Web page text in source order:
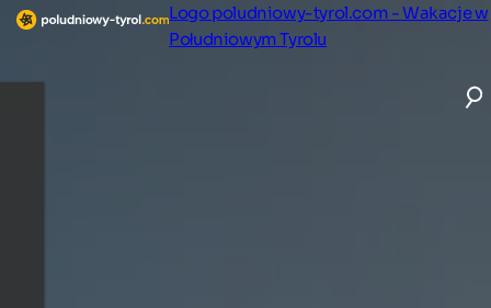
Logo poludniowy-tyrol.com - Wakacje w
Południowym Tyrolu